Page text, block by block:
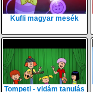
Kufli magyar mesék
Tompeti - vidám tanulás